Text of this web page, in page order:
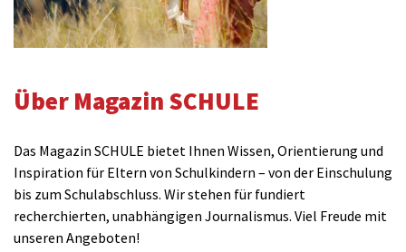
Über Magazin SCHULE
Das Magazin SCHULE bietet Ihnen Wissen, Orientierung und
Inspiration für Eltern von Schulkindern – von der Einschulung
bis zum Schulabschluss. Wir stehen für fundiert
recherchierten, unabhängigen Journalismus. Viel Freude mit
unseren Angeboten!